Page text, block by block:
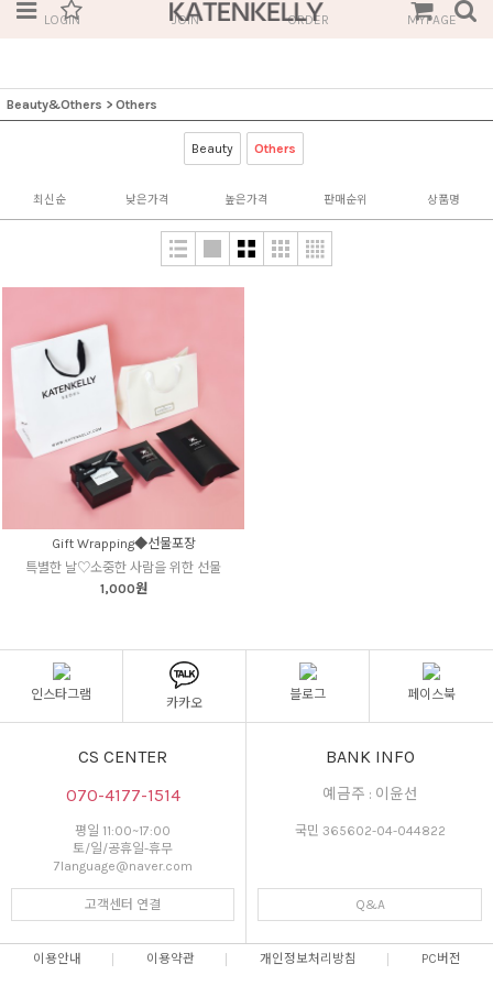
LOGIN JOIN ORDER MYPAGE
Beauty&Others > Others
Beauty Others
최신순 낮은가격 높은가격 판매순위 상품명
Gift Wrapping◆선물포장
특별한 날♡소중한 사람을 위한 선물
1,000원
인스타그램
카카오
블로그 페이스북
CS CENTER
070-4177-1514
평일 11:00~17:00
토/일/공휴일-휴무
7language@naver.com
고객센터 연결
BANK INFO
예금주 : 이윤선
국민 365602-04-044822
Q&A
이용안내 이용약관 개인정보처리방침 PC버전